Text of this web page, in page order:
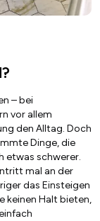
– bei
vor allem
den Alltag. Doch
Dinge, die
etwas schwerer.
mal an der
das Einsteigen
keinen Halt bieten,